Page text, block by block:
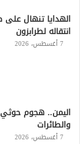
الهدايا تنهال على
انتقاله لطرابزون
7 أغسطس، 2026
اليمن.. هجوم حوثي
والطائرات
7 أغسطس، 2026